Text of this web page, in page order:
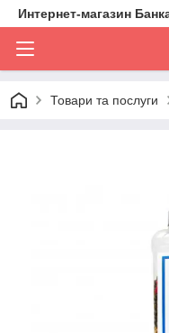
Интернет-магазин
Товари та послуги